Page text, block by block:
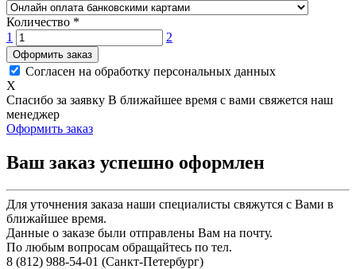
Количество *
1
2
Оформить заказ
Согласен на обработку персональных данных
X
Спасибо за заявку В ближайшее время с вами свяжется наш
менеджер
Оформить заказ
Ваш заказ успешно оформлен
Для уточнения заказа наши специалисты свяжутся с Вами в
ближайшее время.
Данные о заказе были отправлены Вам на почту.
По любым вопросам обращайтесь по тел.
8 (812) 988-54-01 (Санкт-Петербург)